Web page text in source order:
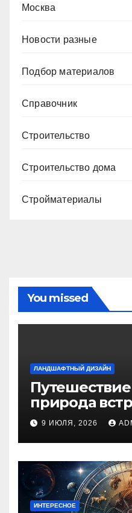
Москва
Новости разные
Подбор материалов
Справочник
Строительство
Строительство дома
Стройматериалы
You missed
ЛАНДШАФТНЫЙ ДИЗАЙН
природа
духом
9 ИЮЛЯ, 2026
ИНТЕРЕСНОЕ